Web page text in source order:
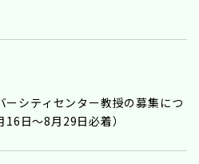
シティセンター教授の募集につ
日～8月29日必着）